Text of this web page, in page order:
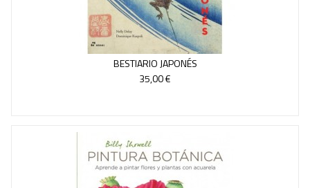
BESTIARIO JAPONÉS
35,00 €